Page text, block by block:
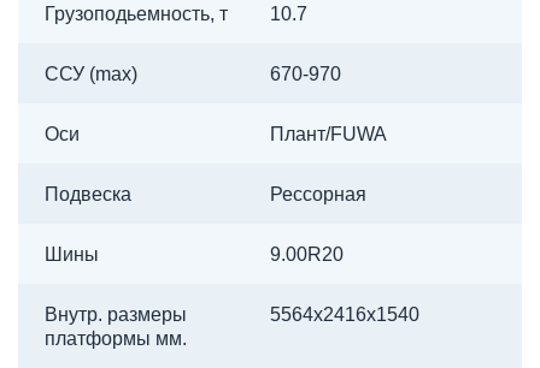
Грузоподьемность, т 10.7
ССУ (max) 670-970
Оси Плант/FUWA
Подвеска Рессорная
Шины 9.00R20
Внутр. размеры
платформы мм.
5564х2416х1540